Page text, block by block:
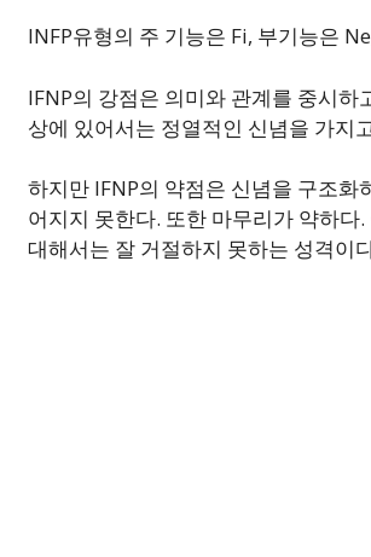
INFP유형의 주 기능은 Fi, 부기능은
IFNP의 강점은 의미와 관계를 중시
상에 있어서는 정열적인 신념을 가지
하지만 IFNP의 약점은 신념을 구조
어지지 못한다. 또한 마무리가 약하
대해서는 잘 거절하지 못하는 성격이